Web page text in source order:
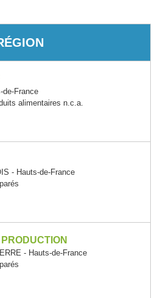
de-France
alimentaires n.c.a.
- Hauts-de-France
- Hauts-de-France